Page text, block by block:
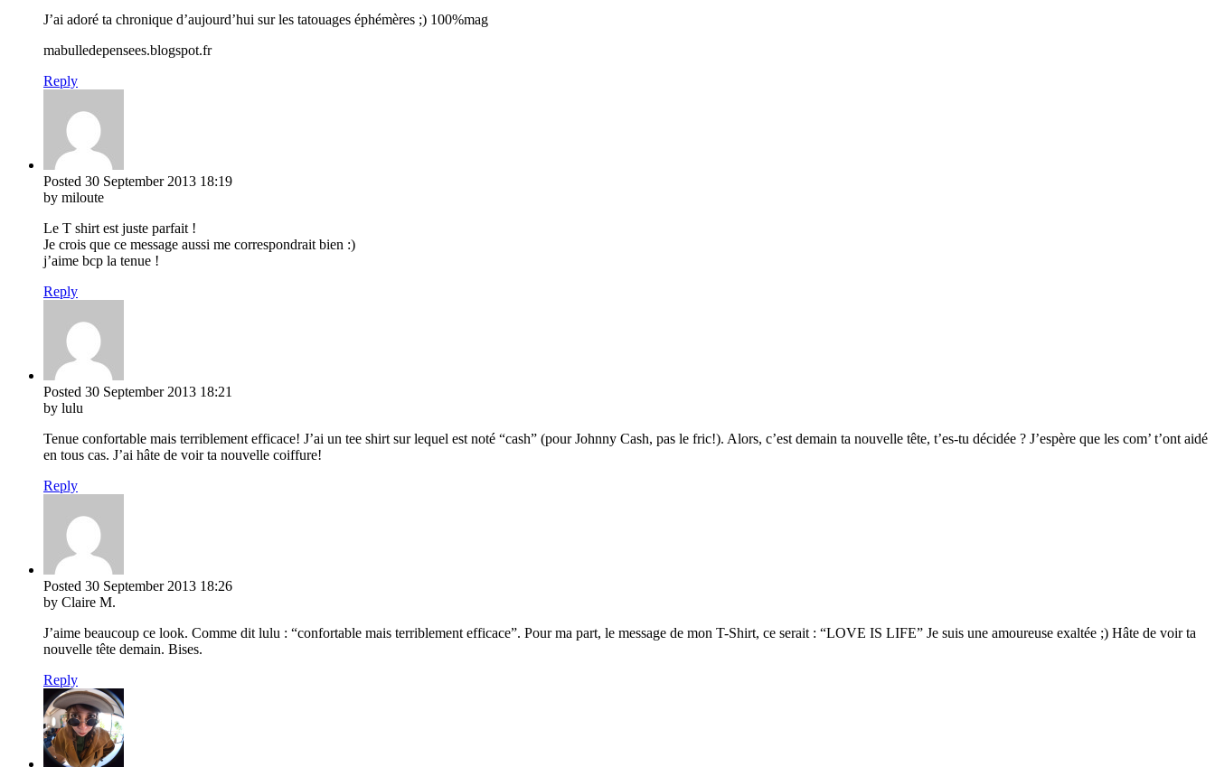
J’ai adoré ta chronique d’aujourd’hui sur les tatouages éphémères ;) 100%mag
mabulledepensees.blogspot.fr
Reply
Posted 30 September 2013 18:19
by miloute
Le T shirt est juste parfait !
Je crois que ce message aussi me correspondrait bien :)
j’aime bcp la tenue !
Reply
Posted 30 September 2013 18:21
by lulu
Tenue confortable mais terriblement efficace! J’ai un tee shirt sur lequel est noté “cash” (pour Johnny Cash, pas le fric!). Alors, c’est demain ta nouvelle tête, t’es-tu décidée ? J’espère que les com’ t’ont aidé
en tous cas. J’ai hâte de voir ta nouvelle coiffure!
Reply
Posted 30 September 2013 18:26
by Claire M.
J’aime beaucoup ce look. Comme dit lulu : “confortable mais terriblement efficace”. Pour ma part, le message de mon T-Shirt, ce serait : “LOVE IS LIFE” Je suis une amoureuse exaltée ;) Hâte de voir ta
nouvelle tête demain. Bises.
Reply